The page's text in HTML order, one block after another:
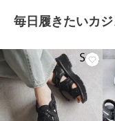
毎日履きたいカ